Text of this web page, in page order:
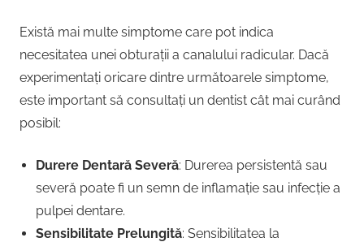
Există mai multe simptome care pot indica
necesitatea unei obturații a canalului radicular. Dacă
experimentați oricare dintre următoarele simptome,
este important să consultați un dentist cât mai curând
posibil:
Durere Dentară Severă: Durerea persistentă sau
severă poate fi un semn de inflamație sau infecție a
pulpei dentare.
Sensibilitate Prelungită: Sensibilitatea la